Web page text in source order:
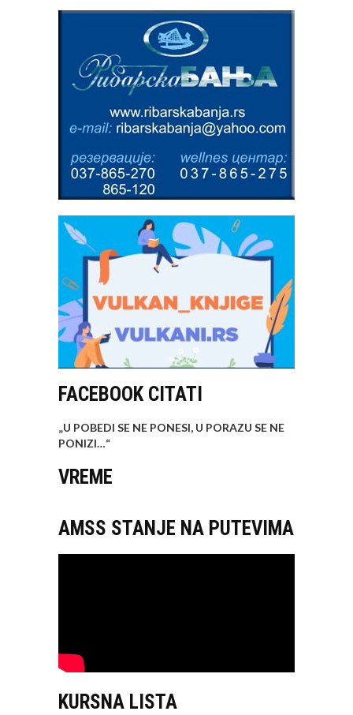
FACEBOOK CITATI
„U POBEDI SE NE PONESI, U PORAZU SE NE
PONIZI…“
VREME
AMSS STANJE NA PUTEVIMA
KURSNA LISTA